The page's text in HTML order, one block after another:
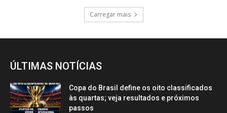
Carregar mais
ÚLTIMAS NOTÍCIAS
Copa do Brasil define os oito classificados
às quartas; veja resultados e próximos
passos